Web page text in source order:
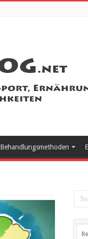
Behandlungsmethoden